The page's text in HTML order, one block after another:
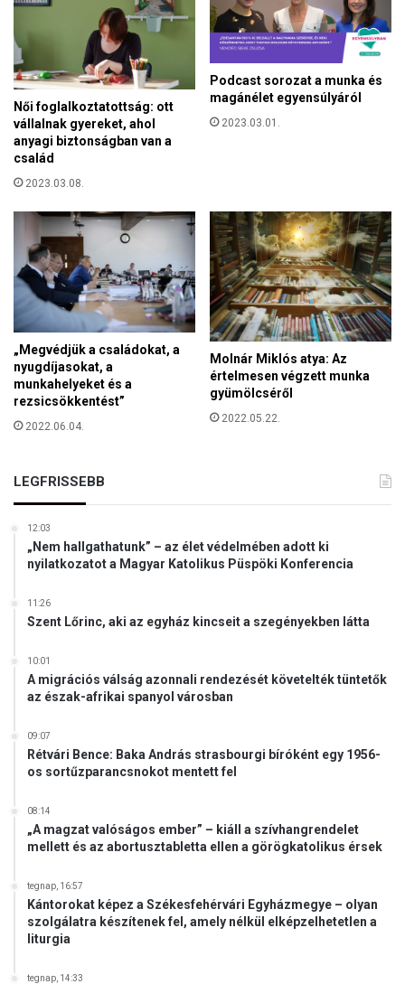
ő
v
á
r
o
s
b
a
Női foglalkoztatottság: ott
vállalnak gyereket, ahol
anyagi biztonságban van a
család
2023.03.08.
Podcast sorozat a munka és
magánélet egyensúlyáról
2023.03.01.
„Megvédjük a családokat, a
nyugdíjasokat, a
munkahelyeket és a
rezsicsökkentést”
2022.06.04.
Molnár Miklós atya: Az
értelmesen végzett munka
gyümölcséről
2022.05.22.
LEGFRISSEBB
12:03
„Nem hallgathatunk” – az élet védelmében adott ki
nyilatkozatot a Magyar Katolikus Püspöki Konferencia
11:26
Szent Lőrinc, aki az egyház kincseit a szegényekben látta
10:01
A migrációs válság azonnali rendezését követelték tüntetők
az észak-afrikai spanyol városban
09:07
Rétvári Bence: Baka András strasbourgi bíróként egy 1956-
os sortűzparancsnokot mentett fel
08:14
„A magzat valóságos ember” – kiáll a szívhangrendelet
mellett és az abortusztabletta ellen a görögkatolikus érsek
tegnap, 16:57
Kántorokat képez a Székesfehérvári Egyházmegye – olyan
szolgálatra készítenek fel, amely nélkül elképzelhetetlen a
liturgia
tegnap, 14:33